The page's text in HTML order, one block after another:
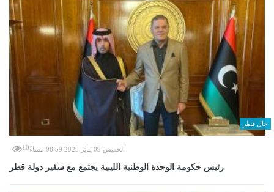
حال قطر
الخميس 09 يناير 2025 08:59 مساءً 10
رئيس حكومة الوحدة الوطنية الليبية يجتمع مع سفير دولة قطر